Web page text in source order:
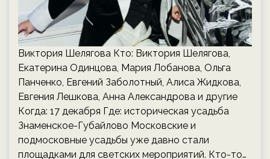
Виктория Шелягова Кто: Виктория Шелягова,
Екатерина Одинцова, Мария Лобанова, Ольга
Панченко, Евгений Заболотный, Алиса Жидкова,
Евгения Лешкова, Анна Александрова и другие
Когда: 17 декабря Где: историческая усадьба
Знаменское-Губайлово Московские и
подмосковные усадьбы уже давно стали
площадками для светских мероприятий. Кто-то…